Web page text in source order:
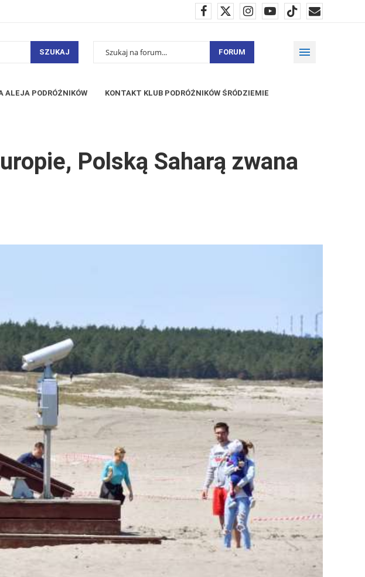
SZUKAJ FORUM
ALEJA PODRÓŻNIKÓW KONTAKT KLUB PODRÓŻNIKÓW ŚRÓDZIEMIE
Polską Saharą zwana